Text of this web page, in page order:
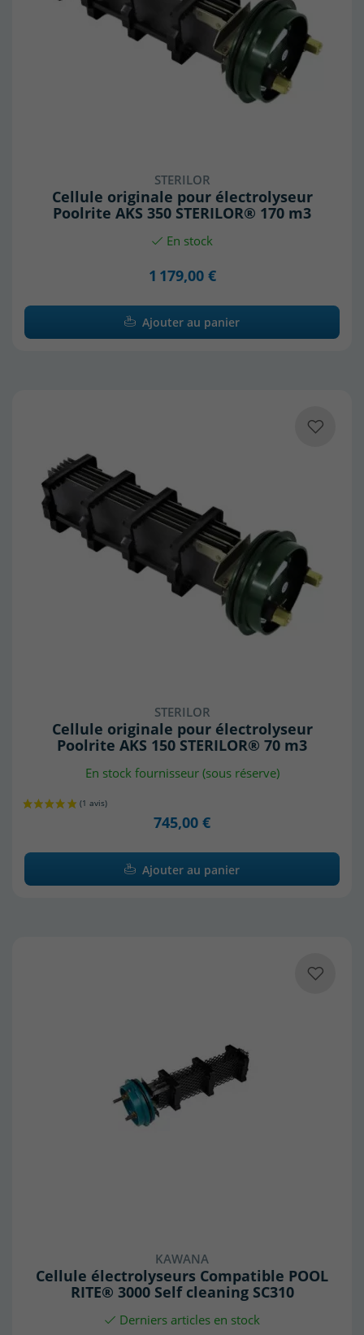
STERILOR
Cellule originale pour électrolyseur
Poolrite AKS 350 STERILOR® 170 m3
En stock
1 179,00 €
Ajouter au panier
STERILOR
Cellule originale pour électrolyseur
Poolrite AKS 150 STERILOR® 70 m3
En stock fournisseur (sous réserve)
745,00 €
Ajouter au panier
KAWANA
Cellule électrolyseurs Compatible POOL
RITE® 3000 Self cleaning SC310
Derniers articles en stock